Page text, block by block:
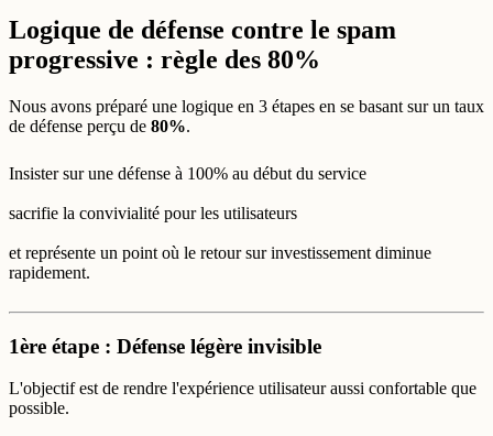
Logique de défense contre le spam
progressive : règle des 80%
Nous avons préparé une logique en 3 étapes en se basant sur un taux
de défense perçu de 80%.
Insister sur une défense à 100% au début du service
sacrifie la convivialité pour les utilisateurs
et représente un point où le retour sur investissement diminue
rapidement.
1ère étape : Défense légère invisible
L'objectif est de rendre l'expérience utilisateur aussi confortable que
possible.